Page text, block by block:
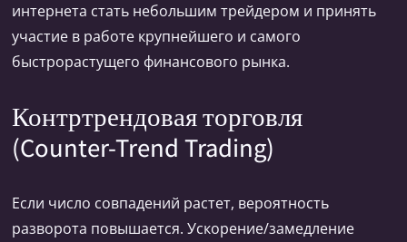
интернета стать небольшим трейдером и принять
участие в работе крупнейшего и самого
быстрорастущего финансового рынка.
Контртрендовая торговля
(Counter-Trend Trading)
Если число совпадений растет, вероятность
разворота повышается. Ускорение/замедление